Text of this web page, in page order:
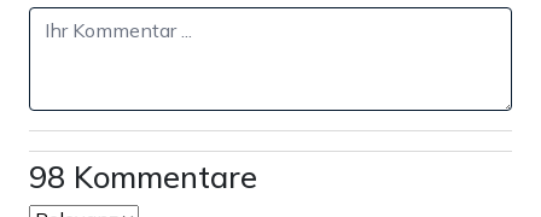
98 Kommentare